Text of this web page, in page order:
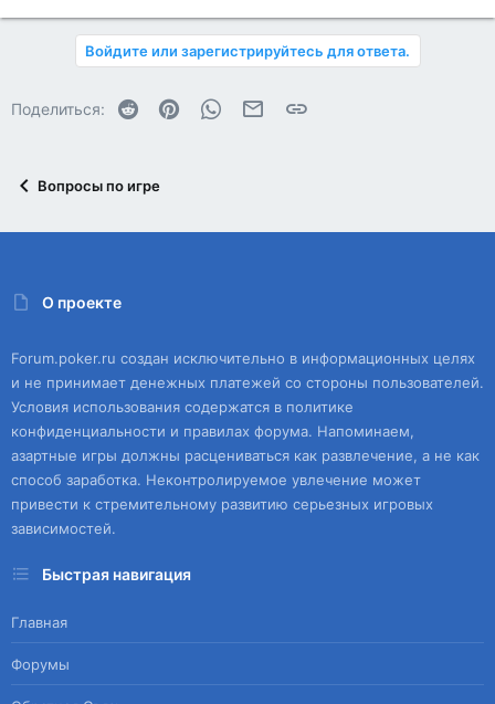
Войдите или зарегистрируйтесь для ответа.
Поделиться: Reddit PinterestWhatsAppЭлектронная почта
Ссылка
Вопросы по игре
О проекте
Forum.poker.ru создан исключительно в информационных целях
и не принимает денежных платежей со стороны пользователей.
Условия использования содержатся в политике
конфиденциальности и правилах форума. Напоминаем,
азартные игры должны расцениваться как развлечение, а не как
способ заработка. Неконтролируемое увлечение может
привести к стремительному развитию серьезных игровых
зависимостей.
Быстрая навигация
Главная
Форумы